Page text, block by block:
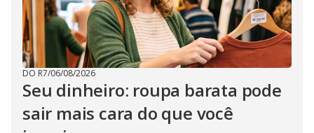
DO R7/06/08/2026
Seu dinheiro: roupa barata pode
sair mais cara do que você